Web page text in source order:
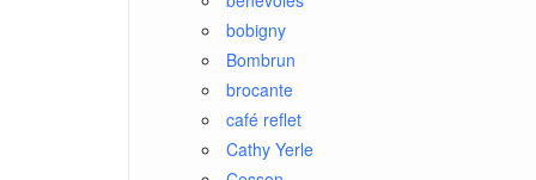
bobigny
Bombrun
brocante
café reflet
Cathy Yerle